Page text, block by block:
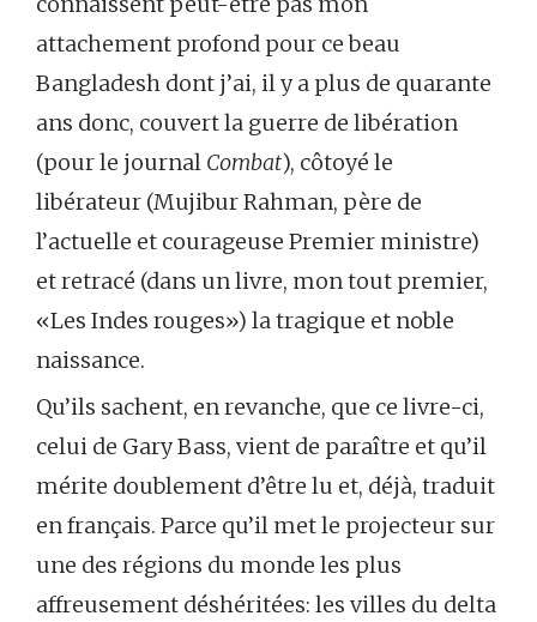
attachement profond pour ce beau
Bangladesh dont j’ai, il y a plus de quarante
ans donc, couvert la guerre de libération
(pour le journal Combat), côtoyé le
libérateur (Mujibur Rahman, père de
l’actuelle et courageuse Premier ministre)
et retracé (dans un livre, mon tout premier,
«Les Indes rouges») la tragique et noble
naissance.
Qu’ils sachent, en revanche, que ce livre-ci,
celui de Gary Bass, vient de paraître et qu’il
mérite doublement d’être lu et, déjà, traduit
en français. Parce qu’il met le projecteur sur
une des régions du monde les plus
affreusement déshéritées: les villes du delta